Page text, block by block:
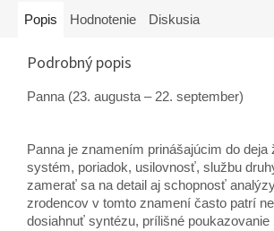
Popis Hodnotenie Diskusia
Podrobný popis
Panna (23. augusta – 22. september)
Panna je znamením prinášajúcim do deja
systém, poriadok, usilovnosť, službu
zamerať sa na detail aj schopnosť
zrodencov v tomto znamení často patrí
dosiahnuť syntézu, prílišné poukazovanie